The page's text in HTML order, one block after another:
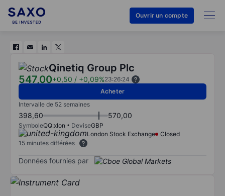
Ouvrir un compte
Qinetiq Group Plc
547,00+0,50 / +0,09%23:26:24
Acheter
Intervalle de 52 semaines
398,60 570,00
SymboleQQ:xlon DeviseGBP
London Stock Exchange
Closed
15 minutes différées
Données fournies par